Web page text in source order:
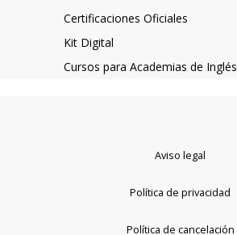
Certificaciones Oficiales
Kit Digital
Cursos para Academias de Inglés
Aviso legal
Política de privacidad
Política de cancelación